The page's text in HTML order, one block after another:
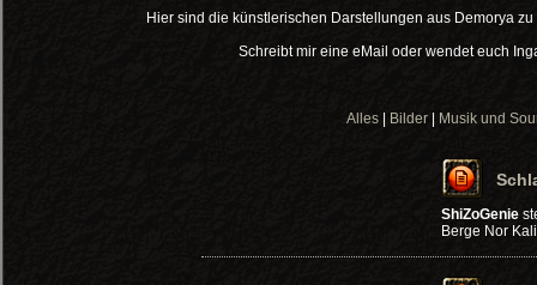
Hier sind die künstlerischen Darstellungen aus Demorya
Schreibt mir eine eMail oder wendet euch
Alles Bilder Musik und
ShiZoGenie
Berge Nor